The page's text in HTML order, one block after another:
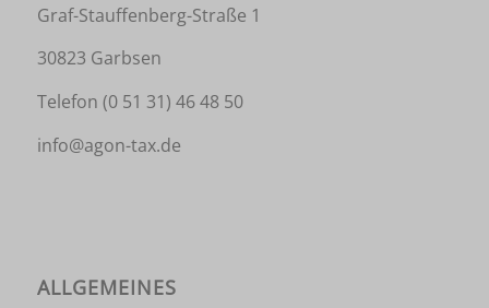
Graf-Stauffenberg-Straße 1
30823 Garbsen
Telefon (0 51 31) 46 48 50
info@agon-tax.de
ALLGEMEINES